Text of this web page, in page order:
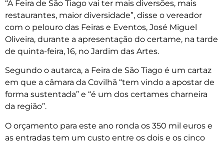
“A Feira de São Tiago vai ter mais diversões, mais
restaurantes, maior diversidade”, disse o vereador
com o pelouro das Feiras e Eventos, José Miguel
Oliveira, durante a apresentação do certame, na tarde
de quinta-feira, 16, no Jardim das Artes.
Segundo o autarca, a Feira de São Tiago é um cartaz
em que a câmara da Covilhã “tem vindo a apostar de
forma sustentada” e “é um dos certames charneira
da região”.
O orçamento para este ano ronda os 350 mil euros e
as entradas tem um custo entre os dois e os cinco